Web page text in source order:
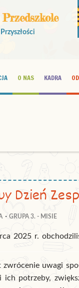
O NAS KADRA
Dzień
GRUPA 3. - MISIE
2025 r.
zwrócenie uwagi
ich potrzeby,